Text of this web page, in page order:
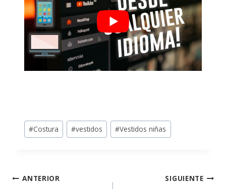
#Costura #vestidos #Vestidos niñas
ANTERIOR SIGUIENTE